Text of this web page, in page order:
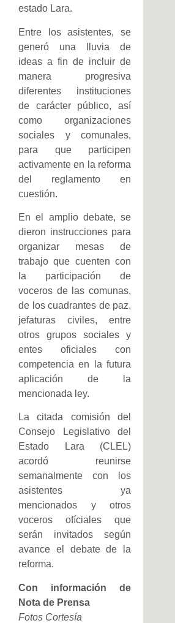
estado Lara.
Entre los asistentes, se
generó una lluvia de
ideas a fin de incluir de
manera progresiva
diferentes instituciones
de carácter público, así
como organizaciones
sociales y comunales,
para que participen
activamente en la reforma
del reglamento en
cuestión.
En el amplio debate, se
dieron instrucciones para
organizar mesas de
trabajo que cuenten con
la participación de
voceros de las comunas,
de los cuadrantes de paz,
jefaturas civiles, entre
otros grupos sociales y
entes oficiales con
competencia en la futura
aplicación de la
mencionada ley.
La citada comisión del
Consejo Legislativo del
Estado Lara (CLEL)
acordó reunirse
semanalmente con los
asistentes ya
mencionados y otros
voceros ofíciales que
serán invitados según
avance el debate de la
reforma.
Con información de
Nota de Prensa
Fotos Cortesía